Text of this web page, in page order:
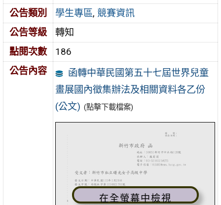
公告類別
學生專區, 競賽資訊
公告等級
轉知
點閱次數
186
公告內容
函轉中華民國第五十七屆世界兒童
畫展國內徵集辦法及相關資料各乙份
(公文) (點擊下載檔案)
在全螢幕中檢視